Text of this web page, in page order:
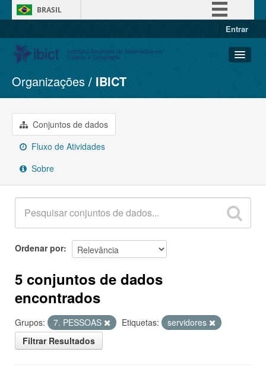
BRASIL
Entrar
Conjuntos de dados
Organizações
Grupos
Sobre
Organizações IBICT
Conjuntos de dados
Fluxo de Atividades
Sobre
Ordenar por
5 conjuntos de dados
encontrados
Grupos: 7. PESSOAS Etiquetas:
servidores
Filtrar Resultados